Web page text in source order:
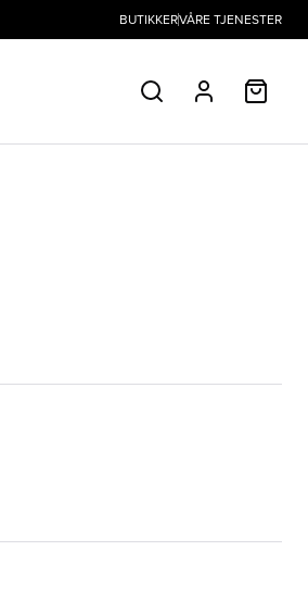
BUTIKKERVÅRE TJENESTER
SØK PROFIL